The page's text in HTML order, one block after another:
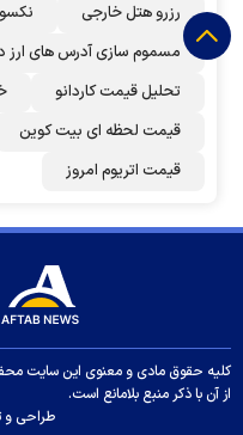
رزرو هتل خارجی
نکسو
مسموم سازی آدرس های ارز
تحلیل قیمت کاردانو
قیمت لحظه ای بیت کوین
قیمت اتریوم امروز
کلیه حقوق مادی و معنوی این سایت
از آن با ذکر منبع بلامانع است.
طراحی و